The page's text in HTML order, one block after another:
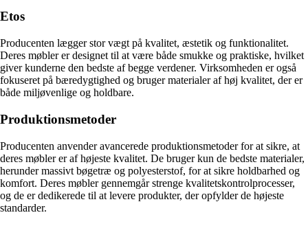
Etos
Producenten lægger stor vægt på kvalitet, æstetik og funktionalitet.
Deres møbler er designet til at være både smukke og praktiske, hvilket
giver kunderne den bedste af begge verdener. Virksomheden er også
fokuseret på bæredygtighed og bruger materialer af høj kvalitet, der er
både miljøvenlige og holdbare.
Produktionsmetoder
Producenten anvender avancerede produktionsmetoder for at sikre, at
deres møbler er af højeste kvalitet. De bruger kun de bedste materialer,
herunder massivt bøgetræ og polyesterstof, for at sikre holdbarhed og
komfort. Deres møbler gennemgår strenge kvalitetskontrolprocesser,
og de er dedikerede til at levere produkter, der opfylder de højeste
standarder.